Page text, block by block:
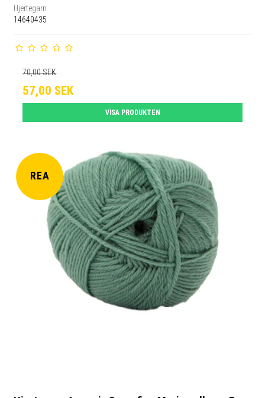
Hjertegarn
14640435
70,00 SEK
57,00 SEK
VISA PRODUKTEN
REA